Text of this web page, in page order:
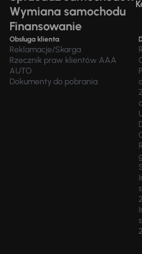
Wymiana samochodu
Finansowanie
Obsługa klienta
Reklamacje/Skarga
Rzecznik praw klientów AAA
AUTO
Dokumenty do pobrania